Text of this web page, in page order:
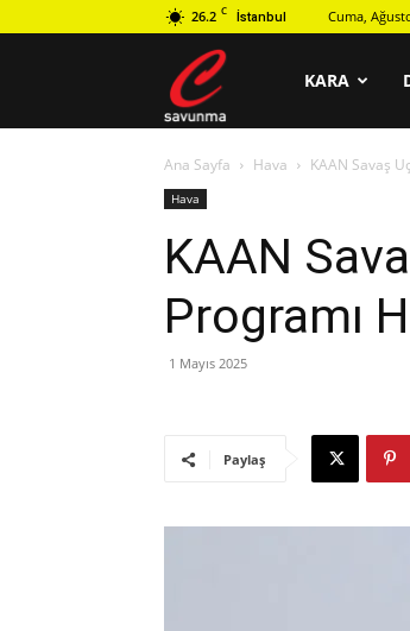
26.2 C İstanbul Cuma,
savunma
KARA
Ana Sayfa Hava KAAN Savaş
Hava
KAAN
Programı
1 Mayıs 2025
Paylaş